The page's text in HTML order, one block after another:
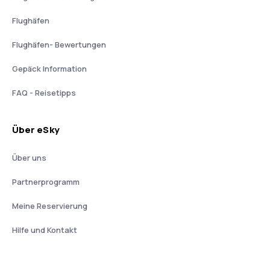
Flughäfen
Flughäfen- Bewertungen
Gepäck Information
FAQ - Reisetipps
Über eSky
Über uns
Partnerprogramm
Meine Reservierung
Hilfe und Kontakt